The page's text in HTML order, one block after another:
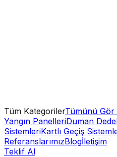
Tüm KategorilerTümünü
Yangın PanelleriDuman
SistemleriKartlı Geçiş
ReferanslarımızBlogİletişim
Teklif Al